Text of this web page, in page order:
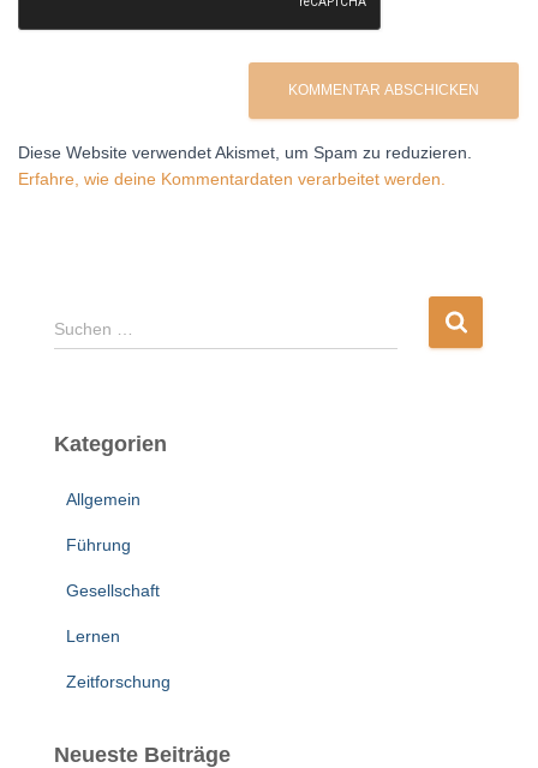
Diese Website verwendet Akismet, um Spam zu reduzieren.
Erfahre, wie deine Kommentardaten verarbeitet werden.
S
u
n
Suchen …
Kategorien
Allgemein
Führung
Gesellschaft
Lernen
Zeitforschung
Neueste Beiträge